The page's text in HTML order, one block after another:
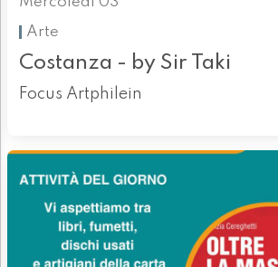
Arte
Costanza - by Sir Taki
Focus Artphilein